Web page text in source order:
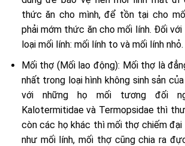
thức ăn cho mình, để tồn tại cho
phải mớm thức ăn cho mối lính. Đối
loại mối lính: mối lính to và mối lính nhỏ.
Mối thợ (Mối lao động): Mối thợ là
nhất trong loại hình không sinh sản
với những họ mối tương đối
Kalotermitidae và Termopsidae thì
còn các họ khác thì mối thợ chiếm đại
như mối lính, mối thợ cũng chia ra